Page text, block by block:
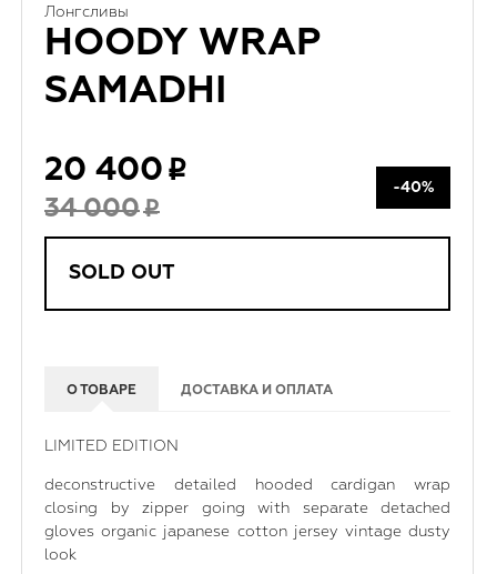
Лонгсливы
HOODY WRAP
SAMADHI
20 400
34 000
-40%
SOLD OUT
О ТОВАРЕ ДОСТАВКА И ОПЛАТА
LIMITED EDITION
deconstructive detailed hooded cardigan wrap
closing by zipper going with separate detached
gloves organic japanese cotton jersey vintage dusty
look